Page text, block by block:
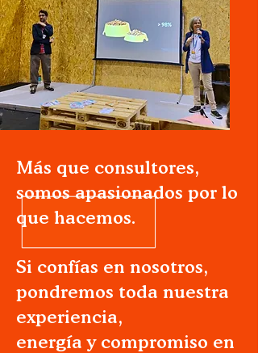
​​Más que consultores,
somos apasionados por lo
que hacemos.
Si confías en nosotros,
pondremos toda nuestra
experiencia,
energía y compromiso en